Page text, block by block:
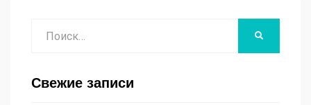
Свежие записи